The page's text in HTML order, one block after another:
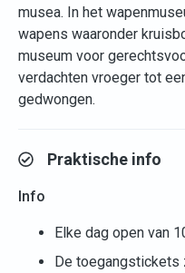
musea. In het
wapens waaronder
museum voor
verdachten vroeger tot
gedwongen.
Praktische info
Info
Elke dag open van
De toegangstickets